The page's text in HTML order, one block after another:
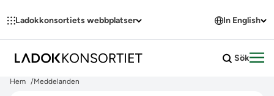
Ladokkonsortiets webbplatser In English
Sök
Hem Meddelanden